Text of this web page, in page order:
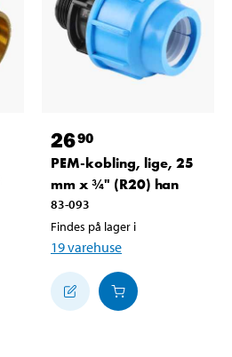
2690
PEM-kobling, lige, 25
mm x ¾" (R20) han
83-093
Findes på lager i
19varehuse